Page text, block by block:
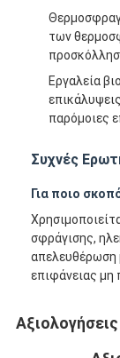
Σπίτι
Περίπου
των
Εργαλεία
παρόμοιες
Συχνές
Για ποιο
σφράγισης,
απελευθέρωση
επιφάνειας μη